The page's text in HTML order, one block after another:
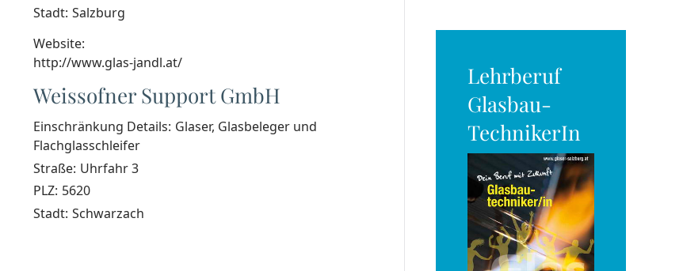
Stadt: Salzburg
Website:
http://www.glas-jandl.at/
Weissofner Support GmbH
Einschränkung Details: Glaser, Glasbeleger und
Flachglasschleifer
Straße: Uhrfahr 3
PLZ: 5620
Stadt: Schwarzach
Lehrberuf
Glasbau-
TechnikerIn